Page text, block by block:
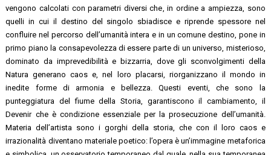
vengono calcolati con parametri diversi che, in ordine a ampiezza, sono
quelli in cui il destino del singolo sbiadisce e riprende spessore nel
confluire nel percorso dell’umanità intera e in un comune destino, pone in
primo piano la consapevolezza di essere parte di un universo, misterioso,
dominato da imprevedibilità e bizzarria, dove gli sconvolgimenti della
Natura generano caos e, nel loro placarsi, riorganizzano il mondo in
inedite forme di armonia e bellezza. Questi eventi, che sono la
punteggiatura del fiume della Storia, garantiscono il cambiamento, il
Devenir che è condizione essenziale per la prosecuzione dell’umanità.
Materia dell’artista sono i gorghi della storia, che con il loro caos e
irrazionalità diventano materiale poetico: l’opera è un’immagine metaforica